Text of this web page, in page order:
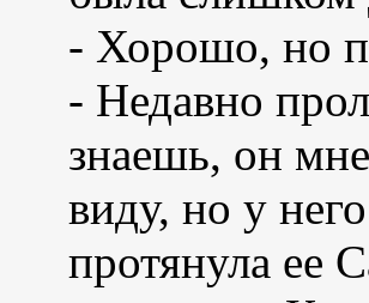
- Хорошо, но
- Недавно
знаешь, он
виду, но у
протянула ее